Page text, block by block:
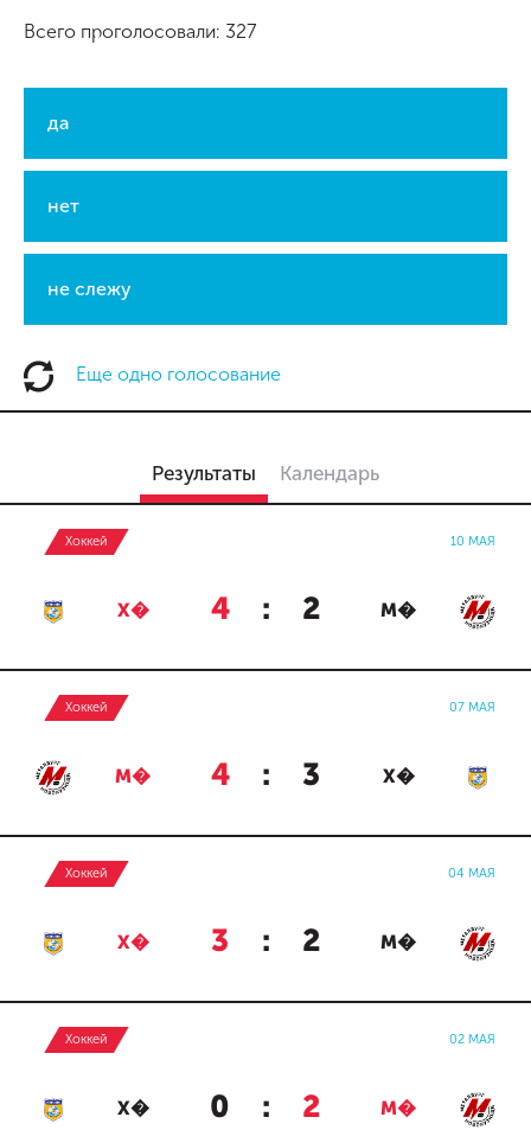
Всего проголосовали: 327
да
нет
не слежу
Еще одно голосование
Результаты Календарь
Хоккей 10 МАЯ
Х� 4 : 2 М�
Хоккей 07 МАЯ
М� 4 : 3 Х�
Хоккей 04 МАЯ
Х� 3 : 2 М�
Хоккей 02 МАЯ
Х� 0 : 2 М�